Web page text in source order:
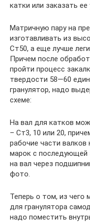
катки или заказать ее
Матричную пару на
изготавливать из
Ст50, а еще лучше
Причем после
пройти процесс
твердости 58—60
гранулятор, надо
схеме:
На вал для катков
– Ст3, 10 или 20,
рабочие части
марок с последующей
на вал через
фото.
Теперь о том, из чего
для гранулятора
надо поместить